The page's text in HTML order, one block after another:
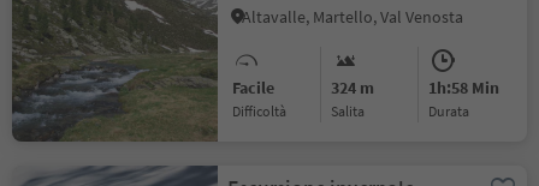
Altavalle, Martello, Val Venosta
Facile
Difficoltà
324 m
Salita
1h:58 Min
durata